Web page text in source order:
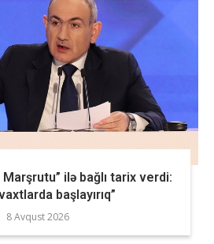
Marşrutu” ilə bağlı tarix verdi:
başlayırıq”
8 Avqust 2026